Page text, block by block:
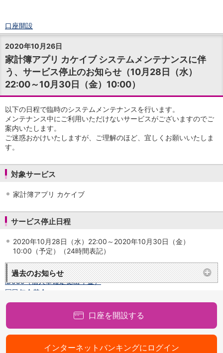
口座開設
ログイン
チャット
メニュー
商品・サービス
預金
円預金TOP
普通預金
定期預金
積立式定期預金
外貨預金TOP
外貨普通預金
外貨普通預金積立
投資信託TOP
投信つみたて
NISA
金銭信託
金銭信託のしくみ
iDeCo・国民年金基金
iDeCo（個人型確定拠出年金）
国民年金基金
ロボアドバイザークラウドファンディングTOP
WealthNavi for イオン銀行（ロボアドバイザー）
funds
まいクラウドファンディング
2020年10月26日
家計簿アプリ カケイブ システムメンテナンスに伴
う、サービス停止のお知らせ（10月28日（水）
22:00～10月30日（金）10:00）
以下の日程で臨時のシステムメンテナンスを行います。
メンテナンス中にご利用いただけないサービスがございますのでご
案内いたします。
ご迷惑おかけいたしますが、ご理解のほど、宜しくお願いいたしま
す。
対象サービス
家計簿アプリ カケイブ
サービス停止日程
2020年10月28日（水）22:00～2020年10月30日（金）
10:00（予定）（24時間表記）
過去のお知らせ
口座を開設する
インターネットバンキングにログイン